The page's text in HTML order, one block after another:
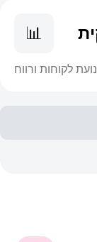
📊
לקוחות ורווח